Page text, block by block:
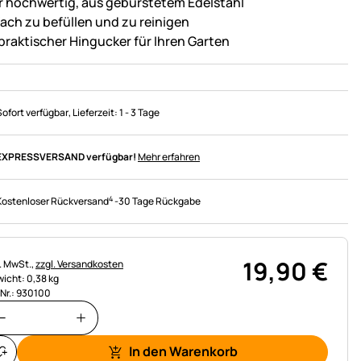
zu befüllen und zu reinigen
Hingucker für Ihren Garten
verfügbar, Lieferzeit:1 - 3 Tage
verfügbar!Mehr erfahren
Rückversand4-30 Tage Rückgabe
MwSt.,zzgl. Versandkosten
0,38 kg
930100
19,90€
In den Warenkorb